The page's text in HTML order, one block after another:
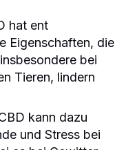
hat ent
Eigenschaften, die
bei
Tieren, lindern
kann dazu
und Stress bei